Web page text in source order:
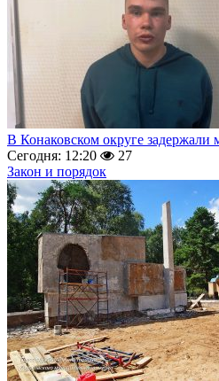
В Конаковском округе задержали
Сегодня: 12:20
27
Закон и порядок